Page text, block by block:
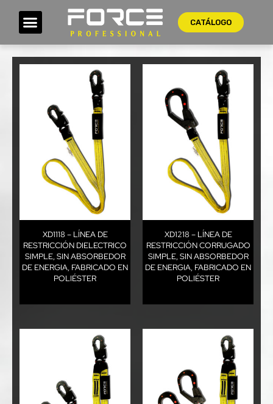
CATÁLOGO
XD1118 – LÍNEA DE
RESTRICCIÓN DIELECTRICO
SIMPLE, SIN ABSORBEDOR
DE ENERGIA, FABRICADO EN
POLIÉSTER
XD1218 – LÍNEA DE
RESTRICCIÓN CORRUGADO
SIMPLE, SIN ABSORBEDOR
DE ENERGIA, FABRICADO EN
POLIÉSTER